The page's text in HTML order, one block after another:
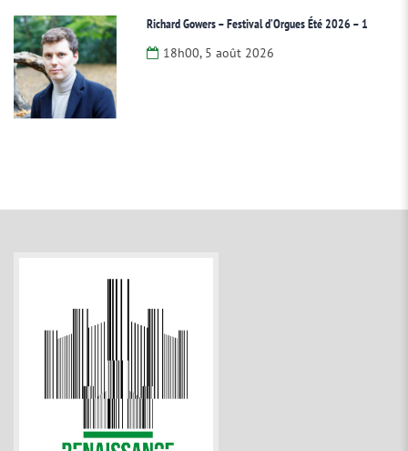
Richard Gowers – Festival d’Orgues Été 2026 – 1
18h00, 5 août 2026